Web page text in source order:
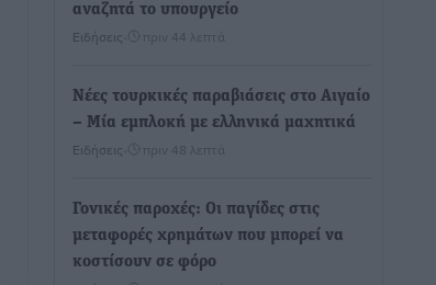
αναζητά το υπουργείο
Ειδήσεις πριν 44 λεπτά
Νέες τουρκικές παραβιάσεις στο Αιγαίο
– Μία εμπλοκή με ελληνικά μαχητικά
Ειδήσεις πριν 48 λεπτά
Γονικές παροχές: Οι παγίδες στις
μεταφορές χρημάτων που μπορεί να
κοστίσουν σε φόρο